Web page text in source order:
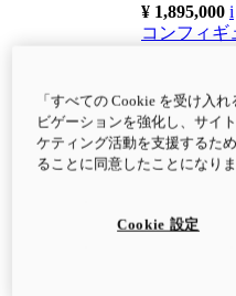
¥ 1,895,000 i
コンフィギ
Hypermotard
120.4
9.6
180
コンフィ
newV2 SP
「すべての Cookie を受け入
ビゲーションを強化し、サイ
ケティング活動を支援するた
ることに同意したことになりま
Cookie 設定